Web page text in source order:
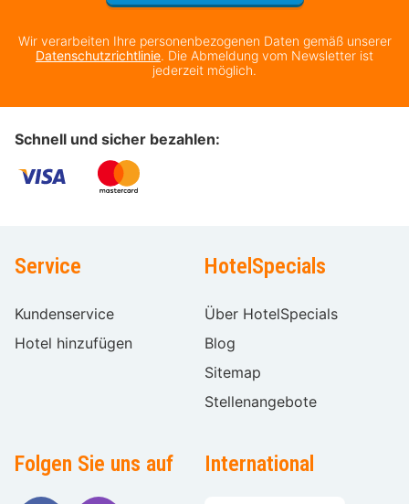
Wir verarbeiten Ihre personenbezogenen Daten gemäß unserer
Datenschutzrichtlinie. Die Abmeldung vom Newsletter ist
jederzeit möglich.
Schnell und sicher bezahlen:
Service
Kundenservice
Hotel hinzufügen
HotelSpecials
Über HotelSpecials
Blog
Sitemap
Stellenangebote
Folgen Sie uns auf International